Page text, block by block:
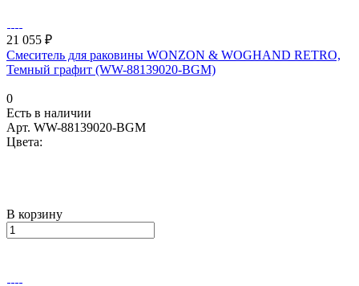
21 055 ₽
Смеситель для раковины WONZON & WOGHAND RETRO,
Темный графит (WW-88139020-BGM)
0
Есть в наличии
Арт. WW-88139020-BGM
Цвета:
В корзину